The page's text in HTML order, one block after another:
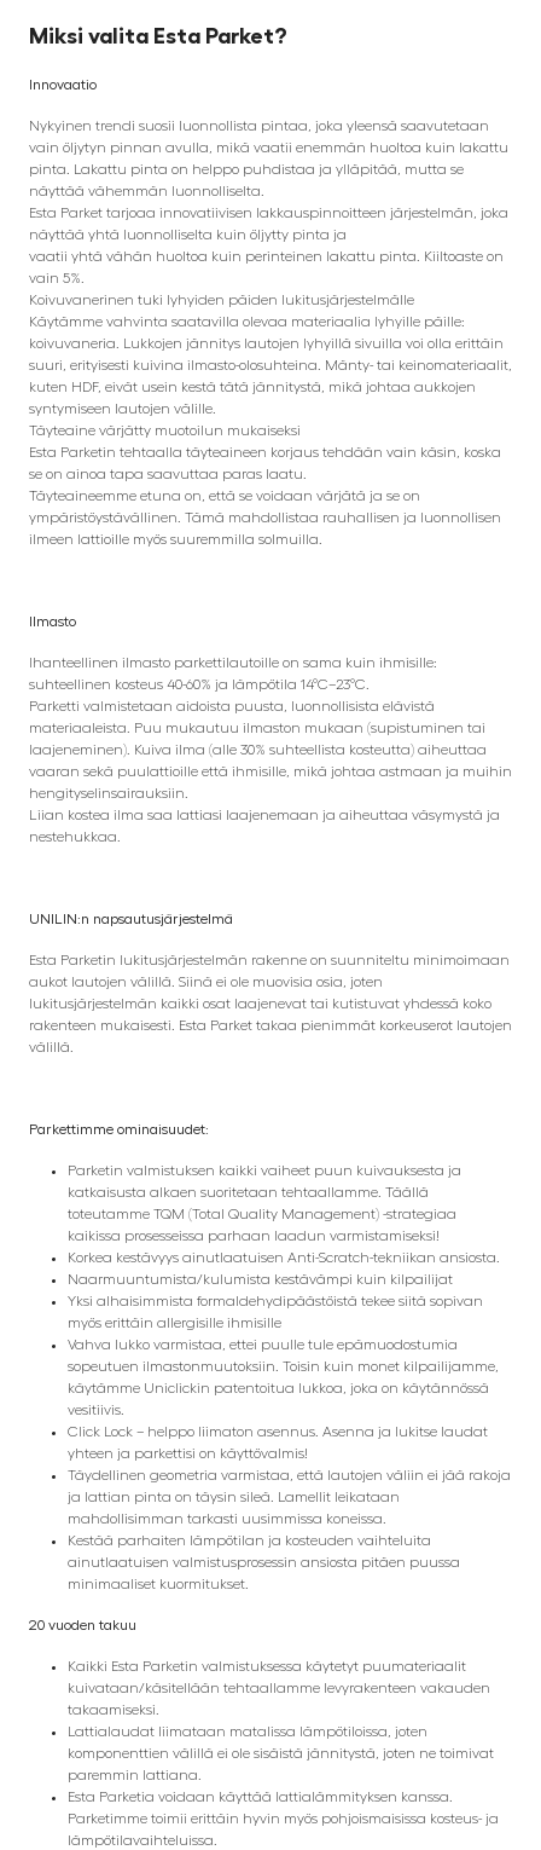
Miksi valita Esta Parket?
Innovaatio
Nykyinen trendi suosii luonnollista pintaa, joka yleensä saavutetaan
vain öljytyn pinnan avulla, mikä vaatii enemmän huoltoa kuin lakattu
pinta. Lakattu pinta on helppo puhdistaa ja ylläpitää, mutta se
näyttää vähemmän luonnolliselta.
Esta Parket tarjoaa innovatiivisen lakkauspinnoitteen järjestelmän, joka
näyttää yhtä luonnolliselta kuin öljytty pinta ja
vaatii yhtä vähän huoltoa kuin perinteinen lakattu pinta. Kiiltoaste on
vain 5%.
Koivuvanerinen tuki lyhyiden päiden lukitusjärjestelmälle
Käytämme vahvinta saatavilla olevaa materiaalia lyhyille päille:
koivuvaneria. Lukkojen jännitys lautojen lyhyillä sivuilla voi olla erittäin
suuri, erityisesti kuivina ilmasto-olosuhteina. Mänty- tai keinomateriaalit,
kuten HDF, eivät usein kestä tätä jännitystä, mikä johtaa aukkojen
syntymiseen lautojen välille.
Täyteaine värjätty muotoilun mukaiseksi
Esta Parketin tehtaalla täyteaineen korjaus tehdään vain käsin, koska
se on ainoa tapa saavuttaa paras laatu.
Täyteaineemme etuna on, että se voidaan värjätä ja se on
ympäristöystävällinen. Tämä mahdollistaa rauhallisen ja luonnollisen
ilmeen lattioille myös suuremmilla solmuilla.
Ilmasto
Ihanteellinen ilmasto parkettilautoille on sama kuin ihmisille:
suhteellinen kosteus 40-60% ja lämpötila 14°C–23°C.
Parketti valmistetaan aidoista puusta, luonnollisista elävistä
materiaaleista. Puu mukautuu ilmaston mukaan (supistuminen tai
laajeneminen). Kuiva ilma (alle 30% suhteellista kosteutta) aiheuttaa
vaaran sekä puulattioille että ihmisille, mikä johtaa astmaan ja muihin
hengityselinsairauksiin.
Liian kostea ilma saa lattiasi laajenemaan ja aiheuttaa väsymystä ja
nestehukkaa.
UNILIN:n napsautusjärjestelmä
Esta Parketin lukitusjärjestelmän rakenne on suunniteltu minimoimaan
aukot lautojen välillä. Siinä ei ole muovisia osia, joten
lukitusjärjestelmän kaikki osat laajenevat tai kutistuvat yhdessä koko
rakenteen mukaisesti. Esta Parket takaa pienimmät korkeuserot lautojen
välillä.
Parkettimme ominaisuudet:
Parketin valmistuksen kaikki vaiheet puun kuivauksesta ja
katkaisusta alkaen suoritetaan tehtaallamme. Täällä
toteutamme TQM (Total Quality Management) -strategiaa
kaikissa prosesseissa parhaan laadun varmistamiseksi!
Korkea kestävyys ainutlaatuisen Anti-Scratch-tekniikan ansiosta.
Naarmuuntumista/kulumista kestävämpi kuin kilpailijat
Yksi alhaisimmista formaldehydipäästöistä tekee siitä sopivan
myös erittäin allergisille ihmisille
Vahva lukko varmistaa, ettei puulle tule epämuodostumia
sopeutuen ilmastonmuutoksiin. Toisin kuin monet kilpailijamme,
käytämme Uniclickin patentoitua lukkoa, joka on käytännössä
vesitiivis.
Click Lock – helppo liimaton asennus. Asenna ja lukitse laudat
yhteen ja parkettisi on käyttövalmis!
Täydellinen geometria varmistaa, että lautojen väliin ei jää rakoja
ja lattian pinta on täysin sileä. Lamellit leikataan
mahdollisimman tarkasti uusimmissa koneissa.
Kestää parhaiten lämpötilan ja kosteuden vaihteluita
ainutlaatuisen valmistusprosessin ansiosta pitäen puussa
minimaaliset kuormitukset.
20 vuoden takuu
Kaikki Esta Parketin valmistuksessa käytetyt puumateriaalit
kuivataan/käsitellään tehtaallamme levyrakenteen vakauden
takaamiseksi.
Lattialaudat liimataan matalissa lämpötiloissa, joten
komponenttien välillä ei ole sisäistä jännitystä, joten ne toimivat
paremmin lattiana.
Esta Parketia voidaan käyttää lattialämmityksen kanssa.
Parketimme toimii erittäin hyvin myös pohjoismaisissa kosteus- ja
lämpötilavaihteluissa.